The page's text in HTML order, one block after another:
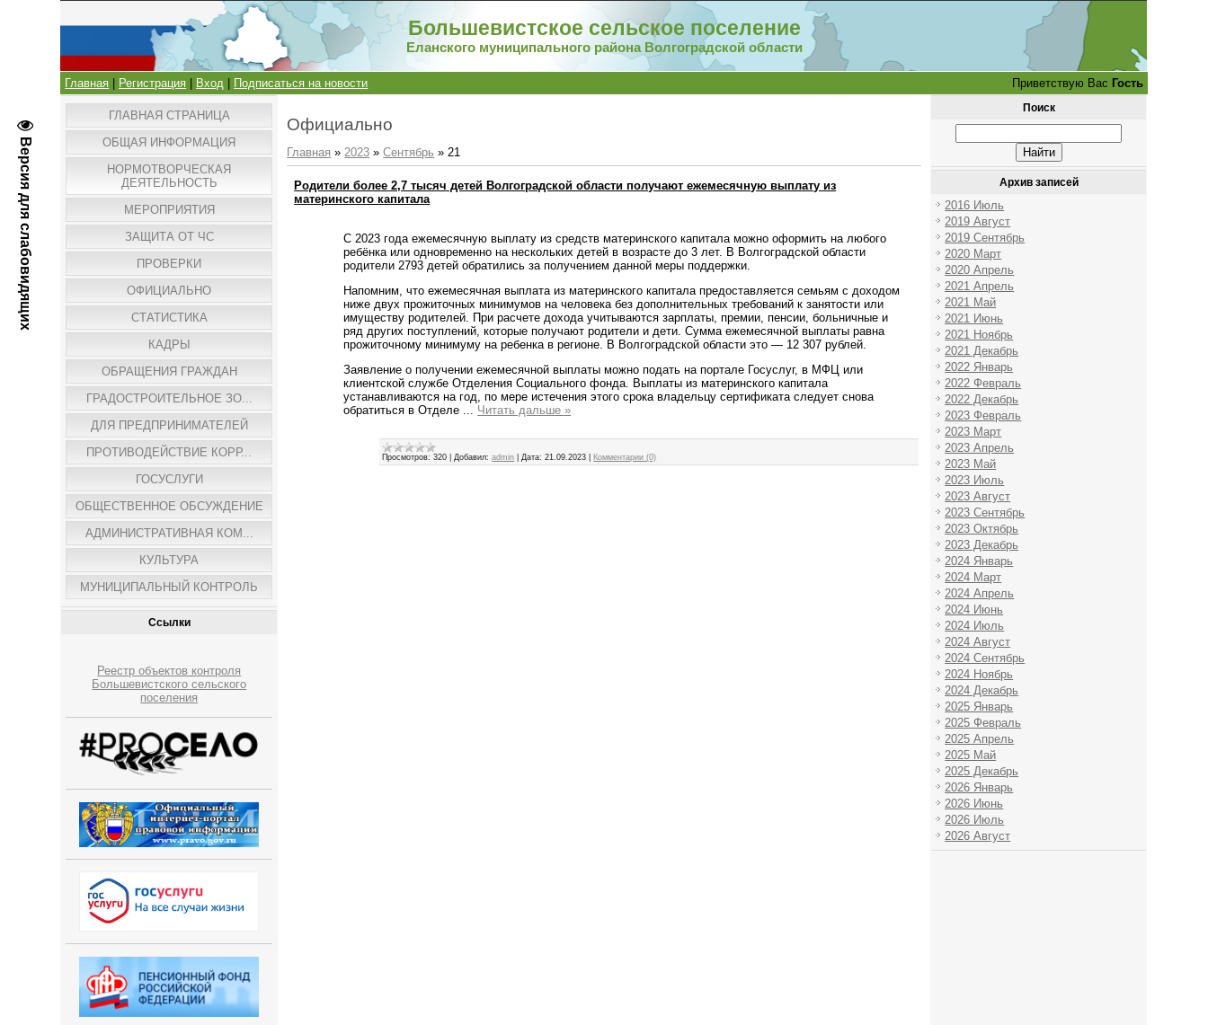
Версия для слабовидящих
Большевистское сельское поселение
Еланского муниципального района Волгоградской области
Главная Регистрация Вход Подписаться на новости Приветствую Вас Гость
ГЛАВНАЯ СТРАНИЦА
ОБЩАЯ ИНФОРМАЦИЯ
НОРМОТВОРЧЕСКАЯ
ДЕЯТЕЛЬНОСТЬ
МЕРОПРИЯТИЯ
ЗАЩИТА ОТ ЧС
ПРОВЕРКИ
ОФИЦИАЛЬНО
СТАТИСТИКА
КАДРЫ
ОБРАЩЕНИЯ ГРАЖДАН
ГРАДОСТРОИТЕЛЬНОЕ ЗО...
ДЛЯ ПРЕДПРИНИМАТЕЛЕЙ
ПРОТИВОДЕЙСТВИЕ КОРР...
ГОСУСЛУГИ
ОБЩЕСТВЕННОЕ ОБСУЖДЕНИЕ
АДМИНИСТРАТИВНАЯ КОМ...
КУЛЬТУРА
МУНИЦИПАЛЬНЫЙ КОНТРОЛЬ
Ссылки
Реестр объектов контроля
Большевистского сельского
поселения
Официально
Главная »2023 » Сентябрь » 21
Родители более 2,7 тысяч детей Волгоградской области получают ежемесячную выплату из
материнского капитала
С 2023 года ежемесячную выплату из средств материнского капитала можно оформить на любого
ребёнка или одновременно на нескольких детей в возрасте до 3 лет. В Волгоградской области
родители 2793 детей обратились за получением данной меры поддержки.
Напомним, что ежемесячная выплата из материнского капитала предоставляется семьям с доходом
ниже двух прожиточных минимумов на человека без дополнительных требований к занятости или
имуществу родителей. При расчете дохода учитываются зарплаты, премии, пенсии, больничные и
ряд других поступлений, которые получают родители и дети. Сумма ежемесячной выплаты равна
прожиточному минимуму на ребенка в регионе. В Волгоградской области это — 12 307 рублей.
Заявление о получении ежемесячной выплаты можно подать на портале Госуслуг, в МФЦ или
клиентской службе Отделения Социального фонда. Выплаты из материнского капитала
устанавливаются на год, по мере истечения этого срока владельцу сертификата следует снова
обратиться в Отделе ... Читать дальше »
Просмотров: 320 Добавил: admin Дата: 21.09.2023 Комментарии (0)
Поиск
Архив записей
2016 Июль
2019 Август
2019 Сентябрь
2020 Март
2020 Апрель
2021 Апрель
2021 Май
2021 Июнь
2021 Ноябрь
2021 Декабрь
2022 Январь
2022 Февраль
2022 Декабрь
2023 Февраль
2023 Март
2023 Апрель
2023 Май
2023 Июль
2023 Август
2023 Сентябрь
2023 Октябрь
2023 Декабрь
2024 Январь
2024 Март
2024 Апрель
2024 Июнь
2024 Июль
2024 Август
2024 Сентябрь
2024 Ноябрь
2024 Декабрь
2025 Январь
2025 Февраль
2025 Апрель
2025 Май
2025 Декабрь
2026 Январь
2026 Июнь
2026 Июль
2026 Август